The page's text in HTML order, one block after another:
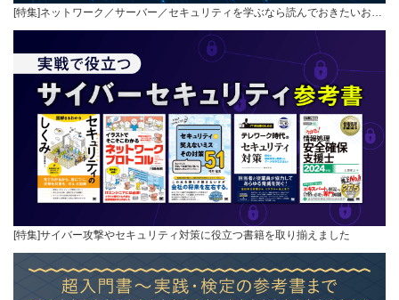
[特集]ネットワーク／サーバー／セキュリティを学ぶなら読んでおきたいお…
[特集]サイバー攻撃やセキュリティ対策に役立つ書籍を取り揃えました